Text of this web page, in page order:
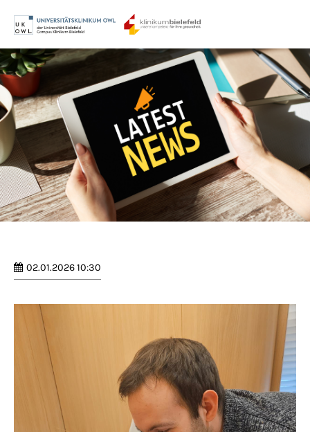
Login
Benutzername
Passwort
Anmelden
Lorem ipsum dolor sit amet:
24h / 365days
02.01.2026 10:30